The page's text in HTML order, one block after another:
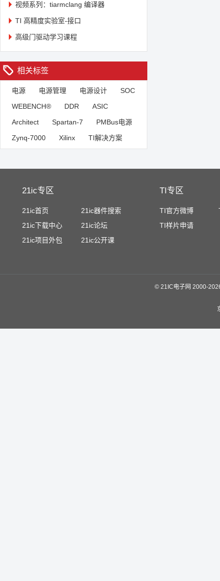
视频系列：tiarmclang 编译器
TI 高精度实验室-接口
高级门驱动学习课程
相关标签
电源 电源管理 电源设计
SOC
WEBENCH®
DDR
ASIC
Architect
Spartan-7
PMBus电源
Zynq-7000
Xilinx TI解决方案
21ic专区
21ic首页
21ic器件搜索
21ic下载中心
21ic论坛
21ic项目外包
21ic公开课
TI专区
TI官方微博
TI样片申请
©21IC电子网 2000-